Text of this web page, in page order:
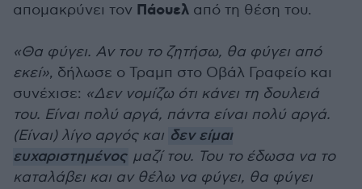
απομακρύνει τον Πάουελ από τη θέση του.
«Θα φύγει. Αν του το ζητήσω, θα φύγει από
εκεί», δήλωσε ο Τραμπ στο Οβάλ Γραφείο και
συνέχισε: «Δεν νομίζω ότι κάνει τη δουλειά
του. Είναι πολύ αργά, πάντα είναι πολύ αργά.
(Είναι) λίγο αργός και δεν είμαι
ευχαριστημένος μαζί του. Του το έδωσα να το
καταλάβει και αν θέλω να φύγει, θα φύγει